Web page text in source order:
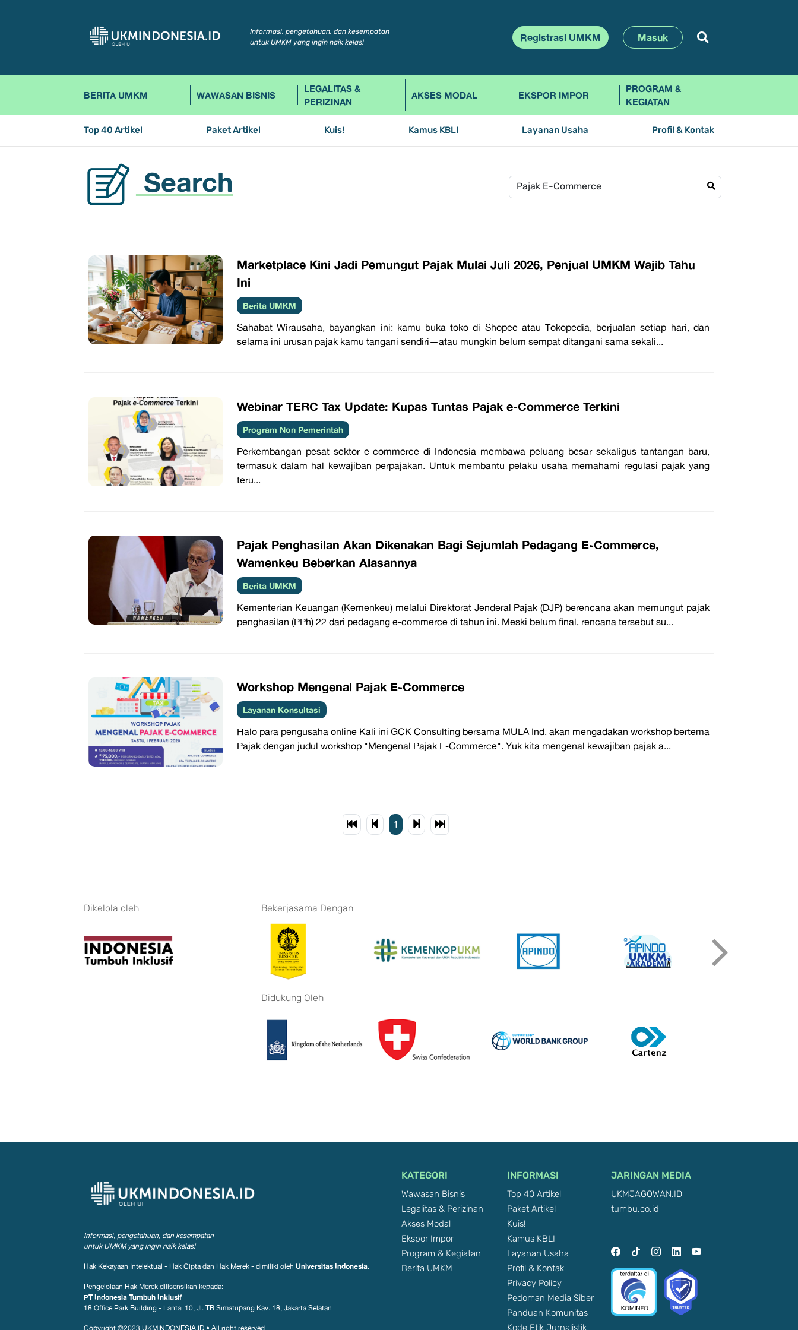
Informasi, pengetahuan, dan kesempatan
untuk UMKM yang ingin naik kelas!
Registrasi UMKM Masuk
BERITA UMKM WAWASAN BISNIS
LEGALITAS &
PERIZINAN
AKSES MODAL EKSPOR IMPOR
PROGRAM &
KEGIATAN
Top 40 Artikel Paket Artikel Kuis! Kamus KBLI Layanan Usaha Profil & Kontak
Search
Marketplace Kini Jadi Pemungut Pajak Mulai Juli 2026, Penjual UMKM Wajib Tahu
Ini
Berita UMKM
Sahabat Wirausaha, bayangkan ini: kamu buka toko di Shopee atau Tokopedia, berjualan setiap hari, dan
selama ini urusan pajak kamu tangani sendiri—atau mungkin belum sempat ditangani sama sekali...
Webinar TERC Tax Update: Kupas Tuntas Pajak e-Commerce Terkini
Program Non Pemerintah
Perkembangan pesat sektor e-commerce di Indonesia membawa peluang besar sekaligus tantangan baru,
termasuk dalam hal kewajiban perpajakan. Untuk membantu pelaku usaha memahami regulasi pajak yang
teru...
Pajak Penghasilan Akan Dikenakan Bagi Sejumlah Pedagang E-Commerce,
Wamenkeu Beberkan Alasannya
Berita UMKM
Kementerian Keuangan (Kemenkeu) melalui Direktorat Jenderal Pajak (DJP) berencana akan memungut pajak
penghasilan (PPh) 22 dari pedagang e-commerce di tahun ini. Meski belum final, rencana tersebut su...
Workshop Mengenal Pajak E-Commerce
Layanan Konsultasi
Halo para pengusaha online Kali ini GCK Consulting bersama MULA Ind. akan mengadakan workshop bertema
Pajak dengan judul workshop "Mengenal Pajak E-Commerce". Yuk kita mengenal kewajiban pajak a...
1
Dikelola oleh Bekerjasama Dengan
Didukung Oleh
Informasi, pengetahuan, dan kesempatan
untuk UMKM yang ingin naik kelas!
Hak Kekayaan Intelektual - Hak Cipta dan Hak Merek - dimiliki oleh Universitas Indonesia.
Pengelolaan Hak Merek dilisensikan kepada:
PT Indonesia Tumbuh Inklusif
18 Office Park Building - Lantai 10, Jl. TB Simatupang Kav. 18, Jakarta Selatan
Copyright ©2023 UKMINDONESIA.ID • All right reserved
KATEGORI
Wawasan Bisnis
Legalitas & Perizinan
Akses Modal
Ekspor Impor
Program & Kegiatan
Berita UMKM
INFORMASI
Top 40 Artikel
Paket Artikel
Kuis!
Kamus KBLI
Layanan Usaha
Profil & Kontak
Privacy Policy
Pedoman Media Siber
Panduan Komunitas
JARINGAN MEDIA
UKMJAGOWAN.ID
tumbu.co.id